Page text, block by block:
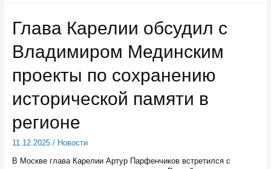
В.А.
Баранова
стимулируют
мозг
аппаратом
Глава Карелии обсудил с
Владимиром Мединским
проекты по сохранению
исторической памяти в
регионе
11.12.2025/ Новости
В Москве глава Карелии Артур Парфенчиков встретился с